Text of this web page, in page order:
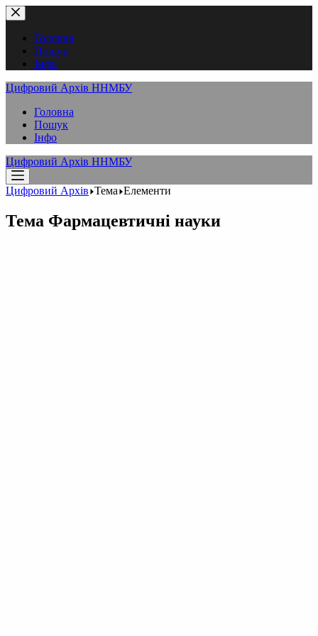
Перейти
до
вмістуГоловна
Пошук
Інфо
Цифровий Архів ННМБУ
Головна
Пошук
Інфо
Цифровий Архів ННМБУ
Цифровий Архів Тема Елементи
Тема Фармацевтичні науки